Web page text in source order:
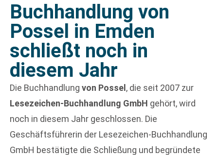
Buchhandlung von
Possel in Emden
schließt noch in
diesem Jahr
Die Buchhandlung von Possel , die seit 2007 zur
Lesezeichen-Buchhandlung GmbH gehört, wird
noch in diesem Jahr geschlossen. Die
Geschäftsführerin der Lesezeichen-Buchhandlung
GmbH bestätigte die Schließung und begründete